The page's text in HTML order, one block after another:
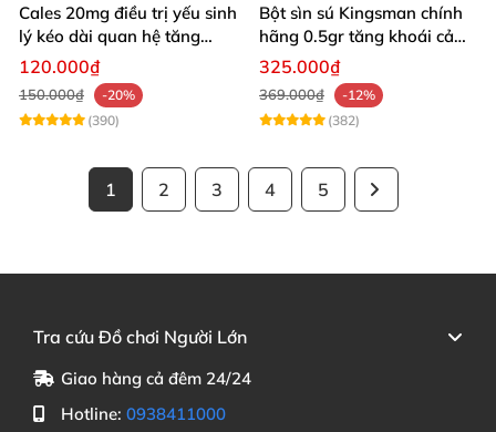
Cales 20mg điều trị yếu sinh
lý kéo dài quan hệ tăng
cường cương dương
120.000₫
150.000₫
-20%
(390)
Bột sìn sú Kingsman chính
hãng 0.5gr tăng khoái cảm
kéo dài
325.000₫
369.000₫
-12%
(382)
1 2 3 4 5
Tra cứu Đồ chơi Người Lớn
Giao hàng cả đêm 24/24
Hotline: 0938411000